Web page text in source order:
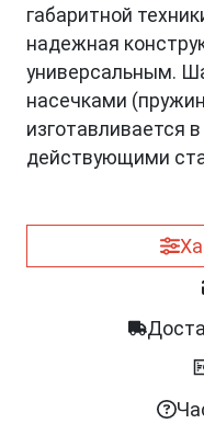
габаритной
надежная
универсальным.
насечками
изготавливается
действующими